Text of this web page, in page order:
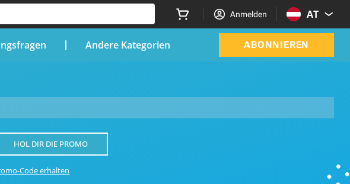
Anmelden AT
Andere Kategorien ABONNIEREN
HOL DIR DIE PROMO
Code erhalten